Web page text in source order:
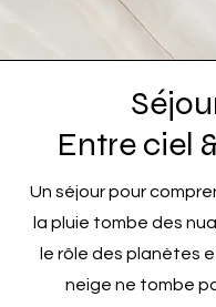
Entre ciel
Un séjour pour
la pluie tombe des
le rôle des planètes
neige ne tombe